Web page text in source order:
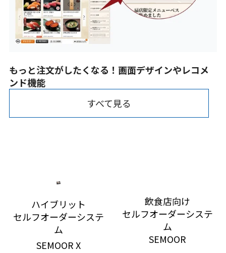
もっと注文がしたくなる！画面デザインやレコメ
ンド機能
鈴茂器工のセルフオーダーシステムは、魅力的な画面デ
ザインと高度なレコメンド機能を搭載しています。これ
単価の向上を実現します。
すべて見る
ハイブリット
セルフオーダーシステ
ム
SEMOOR X
飲食店向け
セルフオーダーシステ
ム
SEMOOR